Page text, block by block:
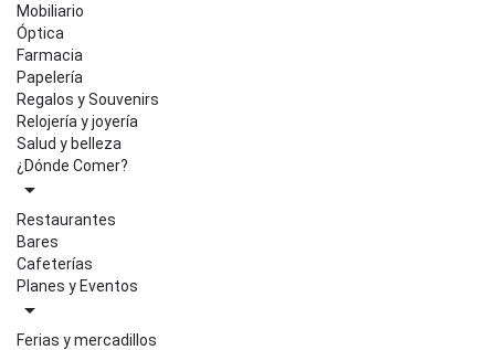
Mobiliario
Óptica
Farmacia
Papelería
Regalos y Souvenirs
Relojería y joyería
Salud y belleza
¿Dónde Comer?
Restaurantes
Bares
Cafeterías
Planes y Eventos
Ferias y mercadillos